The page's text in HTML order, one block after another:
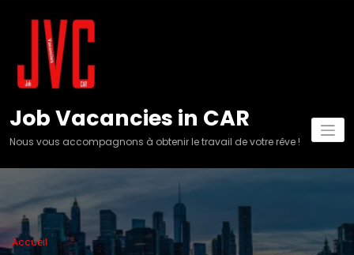
Job Vacancies in CAR
Nous vous accompagnons à obtenir le travail de votre rêve !
Accueil